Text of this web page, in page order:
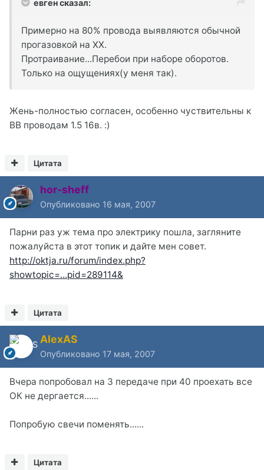
евген сказал:
Примерно на 80% провода выявляются обычной
прогазовкой на ХХ.
Протраивание...Перебои при наборе оборотов.
Только на ощущениях(у меня так).
Жень-полностью согласен, особенно чуствительны к
ВВ проводам 1.5 16в. :)
Цитата
hor-sheff
Опубликовано 16 мая, 2007
Парни раз уж тема про электрику пошла, загляните
пожалуйста в этот топик и дайте мен совет.
http://oktja.ru/forum/index.php?
showtopic=...pid=289114&
Цитата
AlexAS
Опубликовано 17 мая, 2007
Вчера попробовал на 3 передаче при 40 проехать все
ОК не дергается......
Попробую свечи поменять......
Цитата